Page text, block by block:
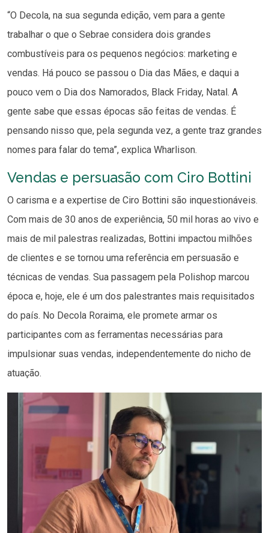
“O Decola, na sua segunda edição, vem para a gente
trabalhar o que o Sebrae considera dois grandes
combustíveis para os pequenos negócios: marketing e
vendas. Há pouco se passou o Dia das Mães, e daqui a
pouco vem o Dia dos Namorados, Black Friday, Natal. A
gente sabe que essas épocas são feitas de vendas. É
pensando nisso que, pela segunda vez, a gente traz grandes
nomes para falar do tema”, explica Wharlison.
Vendas e persuasão com Ciro Bottini
O carisma e a expertise de Ciro Bottini são inquestionáveis.
Com mais de 30 anos de experiência, 50 mil horas ao vivo e
mais de mil palestras realizadas, Bottini impactou milhões
de clientes e se tornou uma referência em persuasão e
técnicas de vendas. Sua passagem pela Polishop marcou
época e, hoje, ele é um dos palestrantes mais requisitados
do país. No Decola Roraima, ele promete armar os
participantes com as ferramentas necessárias para
impulsionar suas vendas, independentemente do nicho de
atuação.